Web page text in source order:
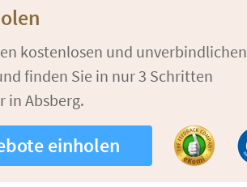
kostenlosen und unverbindlichen
finden Sie in nur 3 Schritten
in Absberg.
einholen